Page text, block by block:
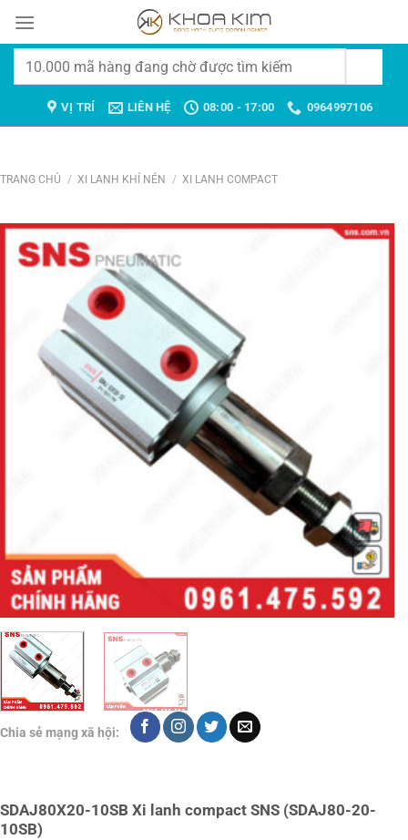
đến
Tìm
VỊ TRÍ LIÊN HỆ 08:00 - 17:00 0964997106
TRANG CHỦ / XI LANH KHÍ NÉN / XI LANH COMPACT
Chia sẻ mạng xã hội:
SDAJ80X20-10SB Xi lanh compact SNS (SDAJ80-20-
10SB)